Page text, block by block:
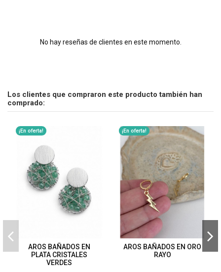
No hay reseñas de clientes en este momento.
Los clientes que compraron este producto también han
comprado:
¡En oferta!
AROS BAÑADOS EN
PLATA CRISTALES
VERDES
¡En oferta!
AROS BAÑADOS EN ORO
RAYO